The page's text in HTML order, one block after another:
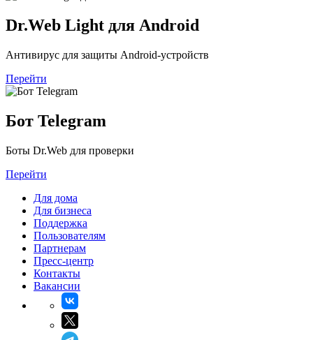
Dr.Web Light для Android
Антивирус для защиты Android-устройств
Перейти
Бот Telegram
Боты Dr.Web для проверки
Перейти
Для дома
Для бизнеса
Поддержка
Пользователям
Партнерам
Пресс-центр
Контакты
Вакансии